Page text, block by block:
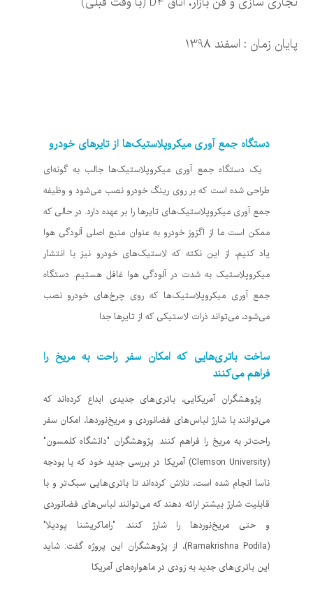
پایان زمان : اسفند 1398
دستگاه جمع آوری میکروپلاستیک‌ها از تایرهای خودرو
یک دستگاه جمع آوری میکروپلاستیک‌ها جالب به گونه‌ای
طراحی شده است که بر روی رینگ خودرو نصب می‌شود و وظیفه
جمع آوری میکروپلاستیک‌های تایرها را بر عهده دارد. در حالی که
ممکن است ما از اگزوز خودرو به عنوان منبع اصلی آلودگی هوا
یاد کنیم، از این نکته که لاستیک‌های خودرو نیز با انتشار
میکروپلاستیک به شدت در آلودگی هوا غافل هستیم. دستگاه
جمع آوری میکروپلاستیک‌ها که روی چرخ‌های خودرو نصب
می‌شود، می‌تواند ذرات لاستیکی که از تایرها جدا
ساخت باتری‌هایی که امکان سفر راحت به مریخ را
فراهم می‌کنند
پژوهشگران آمریکایی، باتری‌های جدیدی ابداع کرده‌اند که
می‌توانند با شارژ لباس‌های فضانوردی و مریخ‌نوردها، امکان سفر
راحت‌تر به مریخ را فراهم کنند. پژوهشگران "دانشگاه کلمسون"
(Clemson University) آمریکا در بررسی جدید خود که با بودجه
ناسا انجام شده است، تلاش کرده‌اند تا باتری‌هایی سبک‌تر و با
قابلیت شارژ بیشتر ارائه دهند که می‌توانند لباس‌های فضانوردی
و حتی مریخ‌نوردها را شارژ کنند. "راماکریشنا پودیلا"
(Ramakrishna Podila)، از پژوهشگران این پروژه گفت: شاید
این باتری‌های جدید به زودی در ماهواره‌های آمریکا